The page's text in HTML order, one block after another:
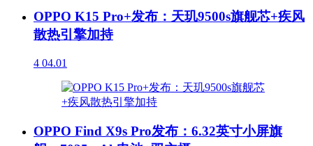
OPPO K15 Pro+发布：天玑9500s旗舰芯+疾风
散热引擎加持
4 04.01
OPPO Find X9s Pro发布：6.32英寸小屏旗